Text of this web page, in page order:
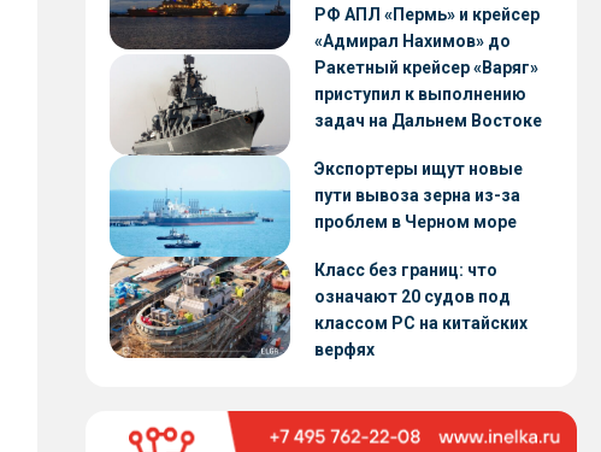
РФ АПЛ «Пермь» и крейсер
«Адмирал Нахимов» до
конца 2026 года
Ракетный крейсер «Варяг»
приступил к выполнению
задач на Дальнем Востоке
Экспортеры ищут новые
пути вывоза зерна из-за
проблем в Черном море
Класс без границ: что
означают 20 судов под
классом РС на китайских
верфях